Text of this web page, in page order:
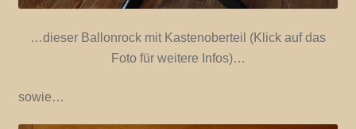
…dieser Ballonrock mit Kastenoberteil (Klick auf das
Foto für weitere Infos)…
sowie…